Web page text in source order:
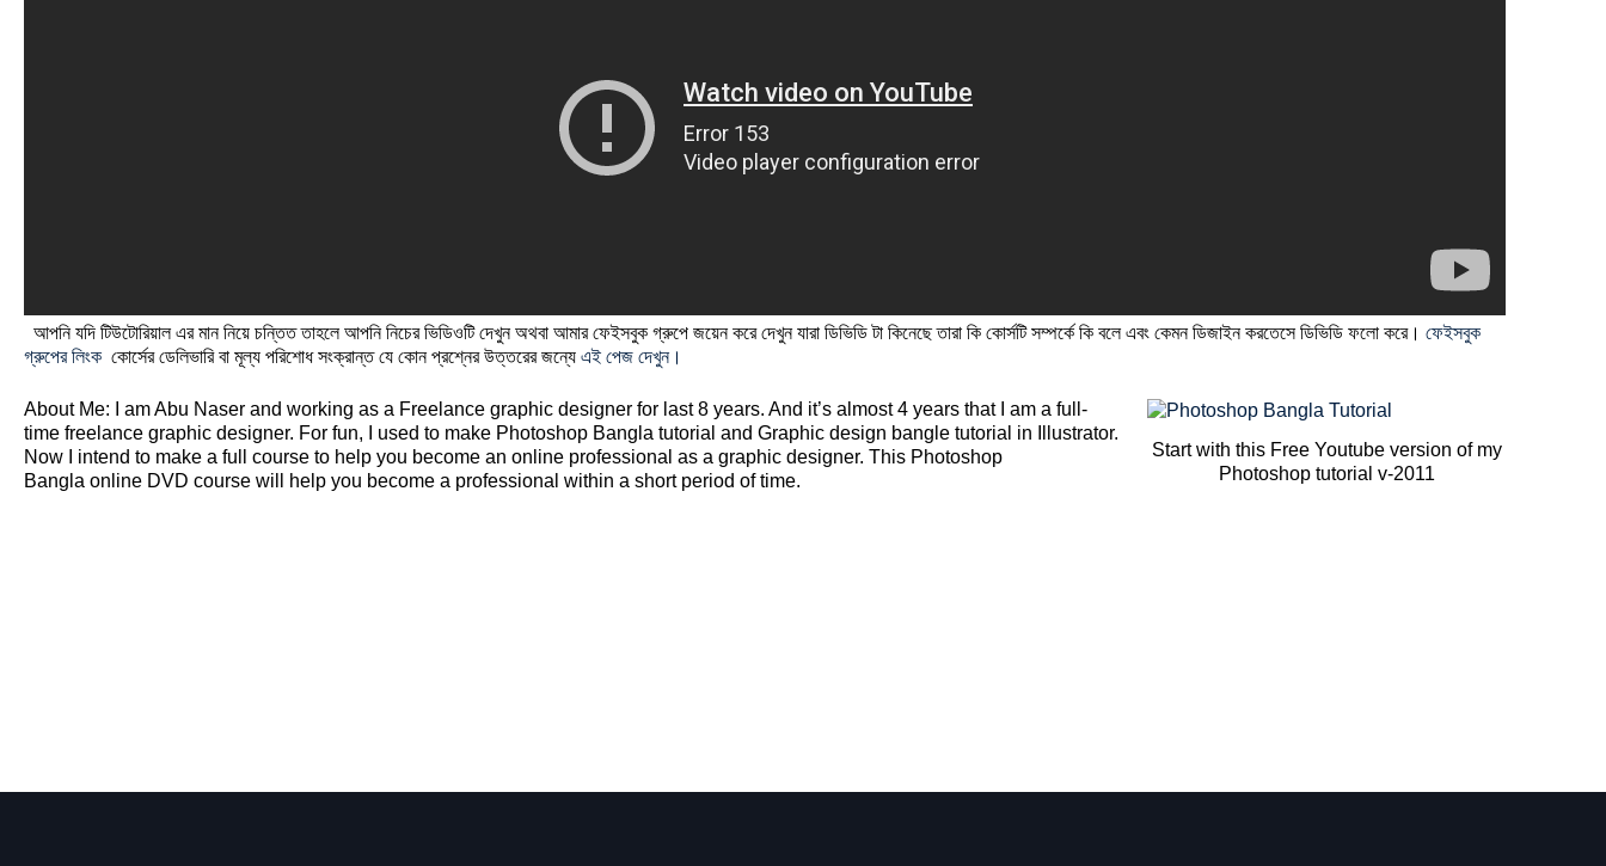
আপনি যদি টিউটোরিয়াল এর মান নিয়ে চন্তিত তাহলে আপনি নিচের ভিডিওটি দেখুন অথবা আমার ফেইসবুক গ্রুপে জয়েন করে দেখুন যারা ডিভিডি টা কিনেছে তারা কি কোর্সটি সম্পর্কে কি বলে এবং কেমন ডিজাইন করতেসে ডিভিডি ফলো করে। ফেইসবুক
গ্রুপের লিংক কোর্সের ডেলিভারি বা মূল্য পরিশোধ সংক্রান্ত যে কোন প্রশ্নের উত্তরের জন্যে এই পেজ দেখুন।
Start with this Free Youtube version of my
Photoshop tutorial v-2011
About Me: I am Abu Naser and working as a Freelance graphic designer for last 8 years. And it’s almost 4 years that I am a full-
time freelance graphic designer. For fun, I used to make Photoshop Bangla tutorial and Graphic design bangle tutorial in Illustrator.
Now I intend to make a full course to help you become an online professional as a graphic designer. This Photoshop
Bangla online DVD course will help you become a professional within a short period of time.